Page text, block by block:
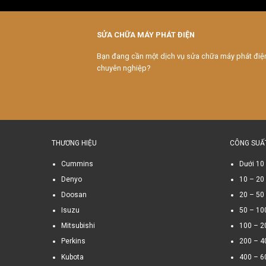
SỬA CHỮA MÁY PHÁT ĐIỆN
Bạn đang cần một dịch vụ sửa chữa máy phát
chuyên nghiệp?
THƯƠNG HIỆU
Cummins
Denyo
Doosan
Isuzu
Mitsubishi
Perkins
Kubota
CÔNG
Dưới 10
10 – 20
20 – 50
50 –
100 –
200 –
400 –